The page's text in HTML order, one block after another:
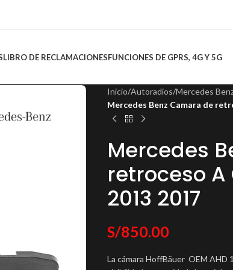
LIBRO DE RECLAMACIONESFUNCIONES DE GPRS, 4G Y 5G
Inicio/Autoradios/Mercedes
Mercedes Benz Camara de
Mercedes
retroceso A
2013 2017
S/850.00
La cámara HoffBäuer OEM AHD